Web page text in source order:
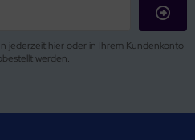
jederzeit hier oder in Ihrem Kundenkonto
werden.